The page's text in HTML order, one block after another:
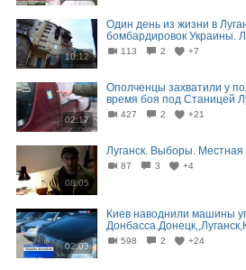
10:12
Один день из жизни в
бомбардировок Украины.
113 2 +7
02:17
Ополченцы захватили у
время боя под Станицей
427 2 +21
08:05
Луганск. Выборы. Местная
87 3 +4
02:03
Киев наводнили машины
598 2 +24